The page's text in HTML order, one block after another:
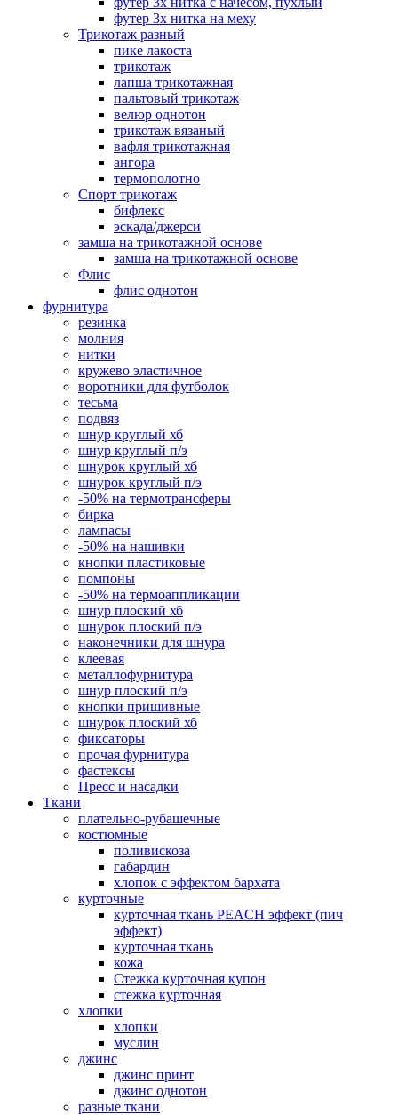
футер 3х нитка на меху
Трикотаж разный
пике лакоста
трикотаж
лапша трикотажная
пальтовый трикотаж
велюр однотон
трикотаж вязаный
вафля трикотажная
ангора
термополотно
Спорт трикотаж
бифлекс
эскада/джерси
замша на трикотажной основе
замша на трикотажной основе
Флис
флис однотон
фурнитура
резинка
молния
нитки
кружево эластичное
воротники для футболок
тесьма
подвяз
шнур круглый хб
шнур круглый п/э
шнурок круглый хб
шнурок круглый п/э
-50% на термотрансферы
бирка
лампасы
-50% на нашивки
кнопки пластиковые
помпоны
-50% на термоаппликации
шнур плоский хб
шнурок плоский п/э
наконечники для шнура
клеевая
металлофурнитура
шнур плоский п/э
кнопки пришивные
шнурок плоский хб
фиксаторы
прочая фурнитура
фастексы
Пресс и насадки
Ткани
плательно-рубашечные
костюмные
поливискоза
габардин
хлопок с эффектом бархата
курточные
курточная ткань PEACH эффект (пич
эффект)
курточная ткань
кожа
Стежка курточная купон
стежка курточная
хлопки
хлопки
муслин
джинс
джинс принт
джинс однотон
разные ткани